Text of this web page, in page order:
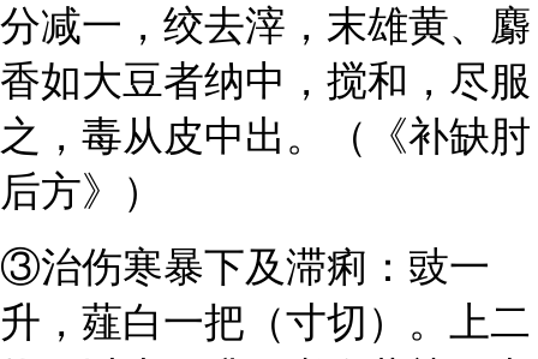
分减一，绞去滓，末雄黄、麝
香如大豆者纳中，搅和，尽服
之，毒从皮中出。（《补缺肘
后方》）
③治伤寒暴下及滞痢：豉一
升，薤白一把（寸切）。上二